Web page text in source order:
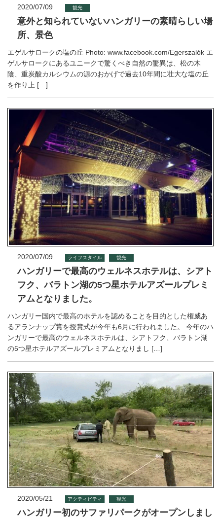
2020/07/09 観光
意外と知られていないハンガリーの素晴らしい場
所、景色
エゲルサロークの塩の丘 Photo: www.facebook.com/Egerszalók エ
ゲルサロークにあるユニークで驚くべき自然の驚異は、松の木
陰、重炭酸カルシウムの源のおかげで過去10年間に壮大な塩の丘
を作り上 […]
2020/07/09 ライフスタイル 観光
ハンガリーで最高のウェルネスホテルは、シアト
フク、バラトン湖の5つ星ホテルアズールプレミ
アムとなりました。
ハンガリー国内で最高のホテルを認めることを目的とした権威あ
るアランナップ賞を授賞式が今年も6月に行われました。 今年のハ
ンガリーで最高のウェルネスホテルは、シアトフク、バラトン湖
の5つ星ホテルアズールプレミアムとなりまし […]
2020/05/21 アクティビティ 観光
ハンガリー初のサファリパークがオープンしまし